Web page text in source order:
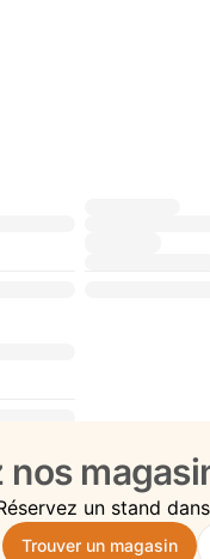
nos
un stand
Trouver un magasin